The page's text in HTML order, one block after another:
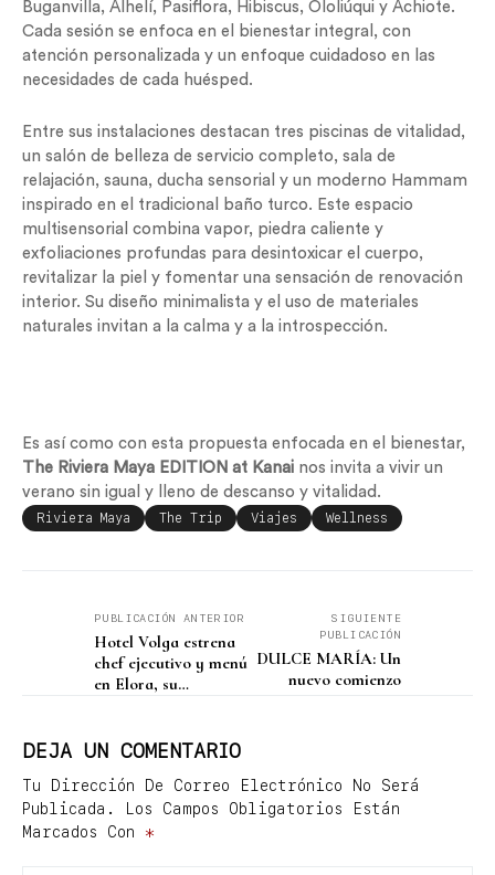
Buganvilla, Alhelí, Pasiflora, Hibiscus, Ololiúqui y Achiote.
Cada sesión se enfoca en el bienestar integral, con
atención personalizada y un enfoque cuidadoso en las
necesidades de cada huésped.
Entre sus instalaciones destacan tres piscinas de vitalidad,
un salón de belleza de servicio completo, sala de
relajación, sauna, ducha sensorial y un moderno Hammam
inspirado en el tradicional baño turco. Este espacio
multisensorial combina vapor, piedra caliente y
exfoliaciones profundas para desintoxicar el cuerpo,
revitalizar la piel y fomentar una sensación de renovación
interior. Su diseño minimalista y el uso de materiales
naturales invitan a la calma y a la introspección.
Es así como con esta propuesta enfocada en el bienestar,
The Riviera Maya EDITION at Kanai nos invita a vivir un
verano sin igual y lleno de descanso y vitalidad.
Riviera Maya The Trip Viajes Wellness
PUBLICACIÓN ANTERIOR
Hotel Volga estrena
chef ejecutivo y menú
en Elora, su
SIGUIENTE
PUBLICACIÓN
DULCE MARÍA: Un
nuevo comienzo
DEJA UN COMENTARIO
Tu Dirección De Correo Electrónico No Será
Publicada.
Los Campos Obligatorios Están
Marcados Con *